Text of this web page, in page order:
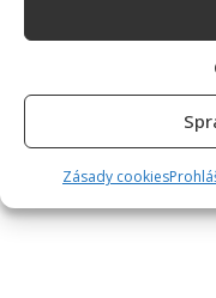
Zásady cookies